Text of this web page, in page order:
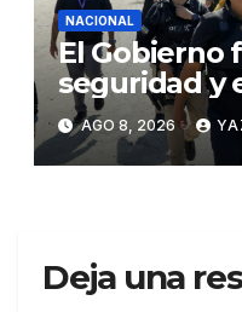
NACIONAL
El Gobierno
seguridad y
territorial en
Playas
AGO 8, 2026
Deja una